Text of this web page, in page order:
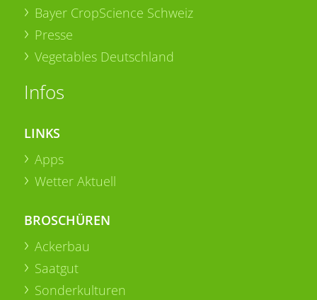
Bayer CropScience Schweiz
Presse
Vegetables Deutschland
Infos
LINKS
Apps
Wetter Aktuell
BROSCHÜREN
Ackerbau
Saatgut
Sonderkulturen